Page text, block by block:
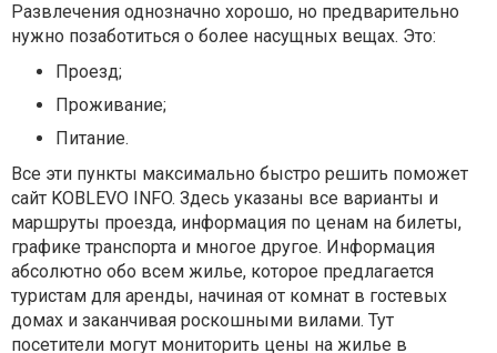
Развлечения однозначно хорошо, но предварительно
нужно позаботиться о более насущных вещах. Это:
Проезд;
Проживание;
Питание.
Все эти пункты максимально быстро решить поможет
сайт KOBLEVO INFO. Здесь указаны все варианты и
маршруты проезда, информация по ценам на билеты,
графике транспорта и многое другое. Информация
абсолютно обо всем жилье, которое предлагается
туристам для аренды, начиная от комнат в гостевых
домах и заканчивая роскошными вилами. Тут
посетители могут мониторить цены на жилье в